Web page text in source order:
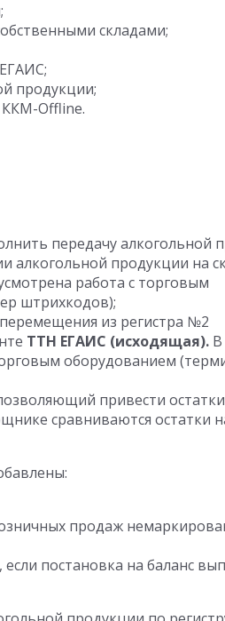
складами;
продукции;
ККМ-Offline.
передачу алкогольной
алкогольной продукции на
работа с торговым
штрихкодов);
из регистра №2
ТТН ЕГАИС (исходящая). В
оборудованием
привести
сравниваются остатки
продаж
постановка на баланс